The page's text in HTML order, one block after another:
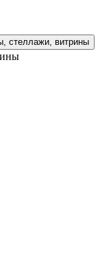
стеллажи, витрины